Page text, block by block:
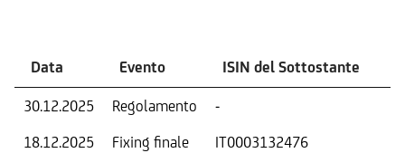
Data Evento ISIN del Sottostante
30.12.2025 Regolamento -
18.12.2025
Fixing finale IT0003132476